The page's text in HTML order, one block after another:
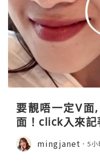
要靚唔一定V面
面！click入來記
mingjanet 5小